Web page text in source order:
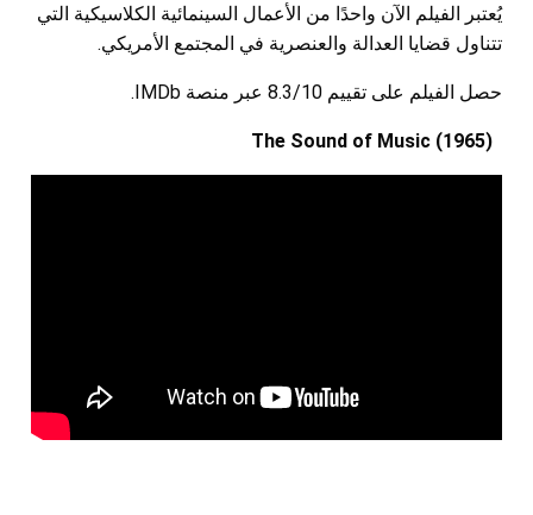
يُعتبر الفيلم الآن واحدًا من الأعمال السينمائية الكلاسيكية التي
تتناول قضايا العدالة والعنصرية في المجتمع الأمريكي.
حصل الفيلم على تقييم 8.3/10 عبر منصة IMDb.